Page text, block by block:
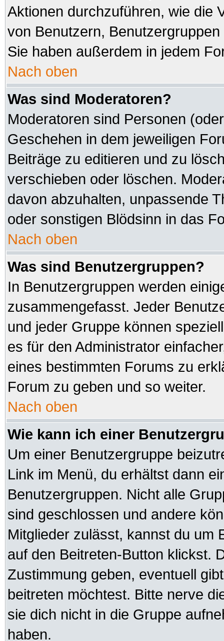
Aktionen durchzuführen, wie die
von Benutzern,
Sie haben außerdem in jedem
Nach oben
Was sind Moderatoren?
Moderatoren sind Personen
Geschehen in dem jeweiligen
Beiträge zu editieren und zu
verschieben oder löschen.
davon abzuhalten, unpassende
oder sonstigen Blödsinn in das
Nach oben
Was sind Benutzergruppen?
In Benutzergruppen werden
zusammengefasst. Jeder
und jeder Gruppe können
es für den Administrator
eines bestimmten Forums zu
Forum zu geben und so weiter.
Nach oben
Wie kann ich einer
Um einer Benutzergruppe
Link im Menü, du erhältst dann
Benutzergruppen. Nicht alle
sind geschlossen und andere
Mitglieder zulässt, kannst du um
auf den Beitreten-Button klickst.
Zustimmung geben, eventuell
beitreten möchtest. Bitte nerve
sie dich nicht in die Gruppe
haben.